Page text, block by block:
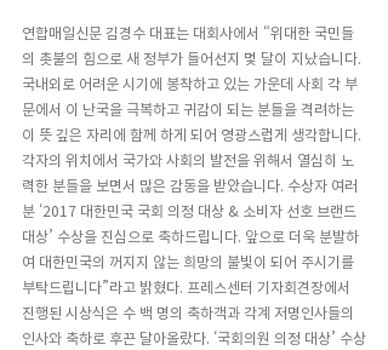
연합매일신문 김경수 대표는 대회사에서 “위대한 국민들
의 촛불의 힘으로 새 정부가 들어선지 몇 달이 지났습니다.
국내외로 어려운 시기에 봉착하고 있는 가운데 사회 각 부
문에서 이 난국을 극복하고 귀감이 되는 분들을 격려하는
이 뜻 깊은 자리에 함께 하게 되어 영광스럽게 생각합니다.
각자의 위치에서 국가와 사회의 발전을 위해서 열심히 노
력한 분들을 보면서 많은 감동을 받았습니다. 수상자 여러
분 ‘2017 대한민국 국회 의정 대상 & 소비자 선호 브랜드
대상’ 수상을 진심으로 축하드립니다. 앞으로 더욱 분발하
여 대한민국의 꺼지지 않는 희망의 불빛이 되어 주시기를
부탁드립니다”라고 밝혔다. 프레스센터 기자회견장에서
진행된 시상식은 수 백 명의 축하객과 각계 저명인사들의
인사와 축하로 후끈 달아올랐다. ‘국회의원 의정 대상’ 수상